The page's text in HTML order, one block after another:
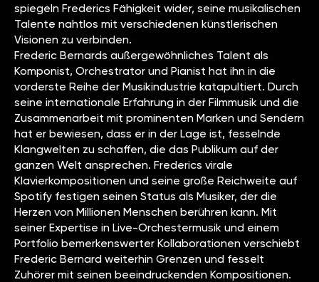
spiegeln Frederics Fähigkeit wider, seine musikalischen
Talente nahtlos mit verschiedenen künstlerischen
Visionen zu verbinden.
Frederic Bernards außergewöhnliches Talent als
Komponist, Orchestrator und Pianist hat ihn in die
vorderste Reihe der Musikindustrie katapultiert. Durch
seine internationale Erfahrung in der Filmmusik und die
Zusammenarbeit mit prominenten Marken und Sendern
hat er bewiesen, dass er in der Lage ist, fesselnde
Klangwelten zu schaffen, die das Publikum auf der
ganzen Welt ansprechen. Frederics virale
Klavierkompositionen und seine große Reichweite auf
Spotify festigen seinen Status als Musiker, der die
Herzen von Millionen Menschen berühren kann. Mit
seiner Expertise in Live-Orchestermusik und einem
Portfolio bemerkenswerter Kollaborationen verschiebt
Frederic Bernard weiterhin Grenzen und fesselt
Zuhörer mit seinen beeindruckenden Kompositionen.